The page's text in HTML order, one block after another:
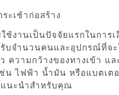
ะเช้าก่อสร้าง
งานเป็นปัจจัยแรกในการเ
บจำนวนคนและอุปกรณ์ที่จะ
ความกว้างของทางเข้า แล
น ไฟฟ้า น้ำมัน หรือแบตเ